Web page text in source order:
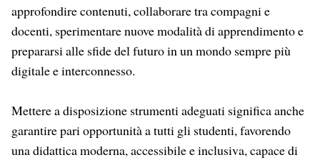
approfondire contenuti, collaborare tra compagni e
docenti, sperimentare nuove modalità di apprendimento e
prepararsi alle sfide del futuro in un mondo sempre più
digitale e interconnesso.
Mettere a disposizione strumenti adeguati significa anche
garantire pari opportunità a tutti gli studenti, favorendo
una didattica moderna, accessibile e inclusiva, capace di